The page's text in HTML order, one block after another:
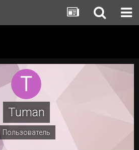
Tuman
Пользователь